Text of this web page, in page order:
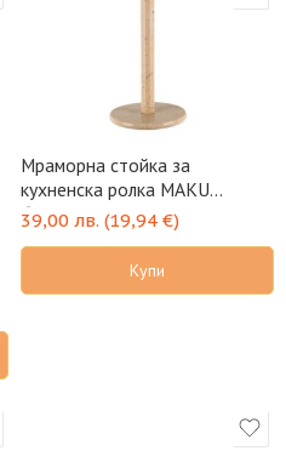
Мраморна стойка за
кухненска ролка MAKU
бежова
39,00 лв. (19,94 €)
Купи